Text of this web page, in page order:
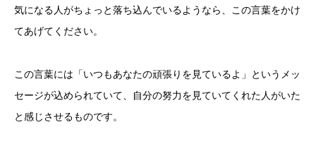
気になる人がちょっと落ち込んでいるようなら、この言葉をかけ
てあげてください。
この言葉には「いつもあなたの頑張りを見ているよ」というメッ
セージが込められていて、自分の努力を見ていてくれた人がいた
と感じさせるものです。